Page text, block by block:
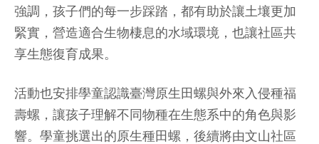
強調，孩子們的每一步踩踏，都有助於讓土壤更加
緊實，營造適合生物棲息的水域環境，也讓社區共
享生態復育成果。
活動也安排學童認識臺灣原生田螺與外來入侵種福
壽螺，讓孩子理解不同物種在生態系中的角色與影
響。學童挑選出的原生種田螺，後續將由文山社區